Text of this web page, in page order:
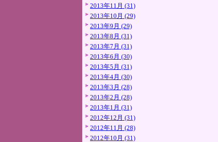
2013年11月 (31)
2013年10月 (29)
2013年9月 (29)
2013年8月 (31)
2013年7月 (31)
2013年6月 (30)
2013年5月 (31)
2013年4月 (30)
2013年3月 (28)
2013年2月 (28)
2013年1月 (31)
2012年12月 (31)
2012年11月 (28)
2012年10月 (31)